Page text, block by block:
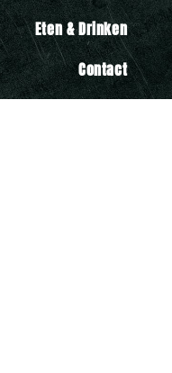
Eten & Drinken
Contact